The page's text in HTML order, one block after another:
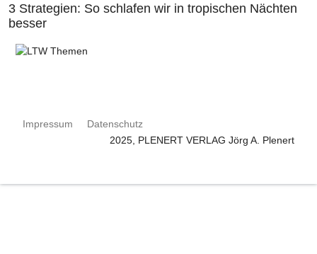
3 Strategien: So schlafen wir in tropischen Nächten
besser
Impressum
Datenschutz
2025, PLENERT VERLAG Jörg A. Plenert